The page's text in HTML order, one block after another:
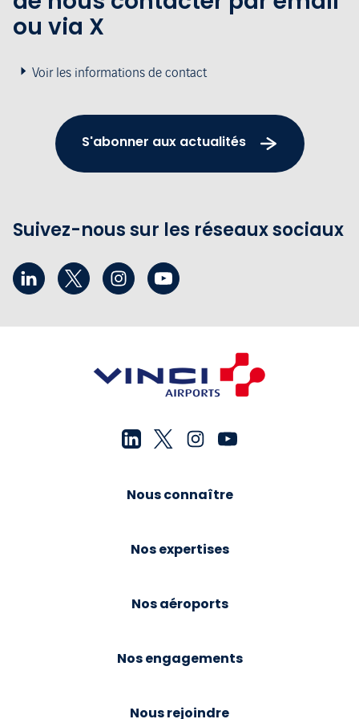
ou via X
Voir les informations de contact
S'abonner aux actualités
Suivez-nous sur les réseaux sociaux
Nous connaître
Nos expertises
Nos aéroports
Nos engagements
Nous rejoindre